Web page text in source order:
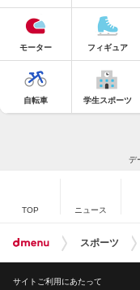
モーター フィギュア
自転車 学生スポーツ
デ
TOP ニュース
スポーツ
サイトご利用にあたって